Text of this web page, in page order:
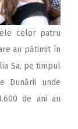
celor patru
au pătimit în
Sa, pe timpul
Dunării unde
de ani au